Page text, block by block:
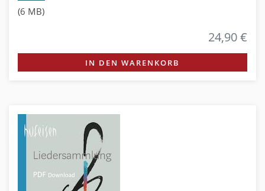
(6 MB)
24,90 €
IN DEN WARENKORB